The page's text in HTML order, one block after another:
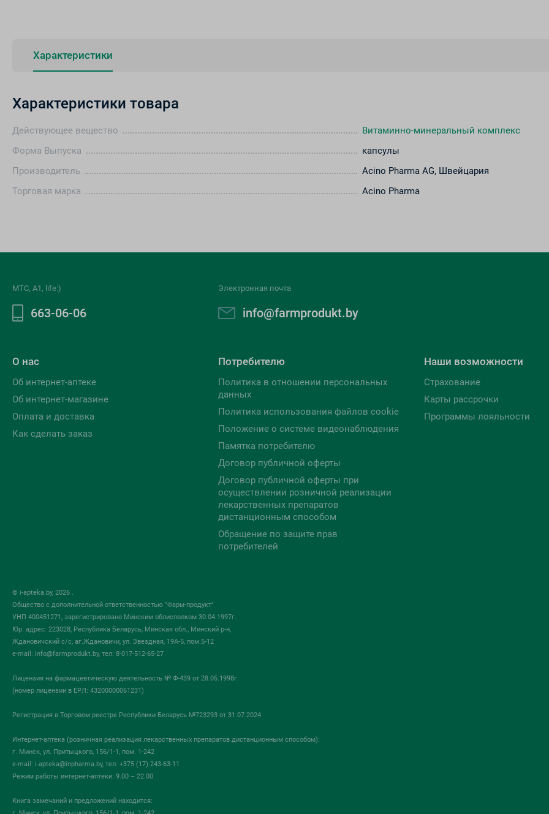
Характеристики
Характеристики товара
Действующее вещество
Витаминно-минеральный комплекс
Форма Выпуска
капсулы
Производитель
Acino Pharma AG, Швейцария
Торговая марка
Acino Pharma
МТС, A1, life:)
663-06-06
Электронная почта
info@farmprodukt.by
О нас
Об интернет-аптеке
Об интернет-магазине
Оплата и доставка
Как сделать заказ
Потребителю
Политика в отношении персональных
данных
Политика использования файлов cookie
Положение о системе видеонаблюдения
Памятка потребителю
Договор публичной оферты
Договор публичной оферты при
осуществлении розничной реализации
лекарственных препаратов
дистанционным способом
Обращение по защите прав
потребителей
Наши возможности
Страхование
Карты рассрочки
Программы лояльности
© i-apteka.by, 2026 .
Общество с дополнительной ответственностью "Фарм-продукт"
УНП 400451271, зарегистрировано Минским облисполком 30.04.1997г.
Юр. адрес: 223028, Республика Беларусь, Минская обл., Минский р-н,
Ждановичский с/с, аг.Ждановичи, ул. Звездная, 19А-5, пом.5-12
e-mail: info@farmprodukt.by, тел: 8-017-512-65-27
Лицензия на фармацевтическую деятельность № Ф-439 от 28.05.1998г.
(номер лицензии в ЕРЛ: 43200000061231)
Регистрация в Торговом реестре Республики Беларусь №723293 от 31.07.2024
Интернет-аптека (розничная реализация лекарственных препаратов дистанционным способом):
г. Минск, ул. Притыцкого, 156/1-1, пом. 1-242
e-mail: i-apteka@inpharma.by, тел: +375 (17) 243-63-11
Режим работы интернет-аптеки: 9.00 – 22.00
Книга замечаний и предложений находится: